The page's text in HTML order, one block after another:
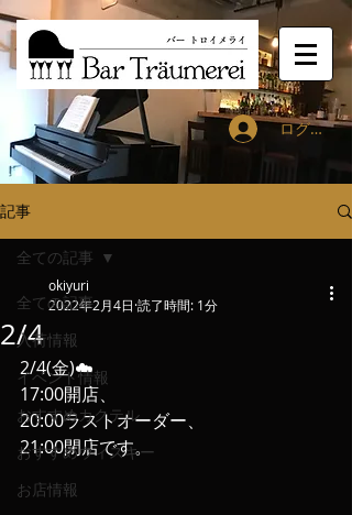
ログイン
記事
全ての記事
入荷情報
イベント情報
おすすめカクテル
おすすめウィスキー
お店情報
全ての記事
2/4
okiyuri
2022年2月4日 読了時間: 1分
2/4(金)☁️
17:00開店、
20:00ラストオーダー、
21:00閉店です。